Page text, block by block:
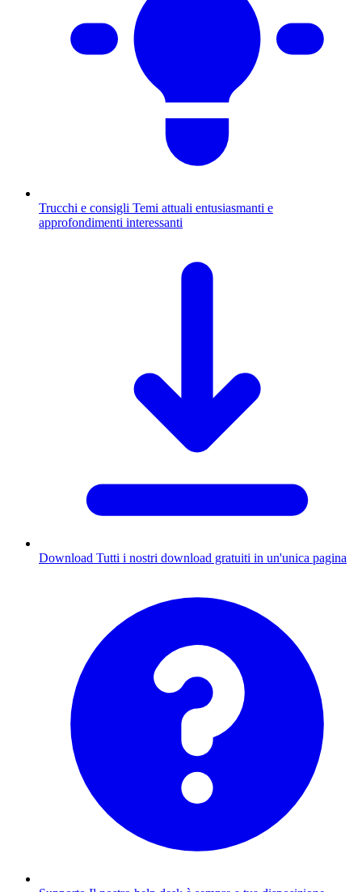
Trucchi e consigli Temi attuali entusiasmanti e
approfondimenti interessanti
Download Tutti i nostri download gratuiti in un'unica pagina